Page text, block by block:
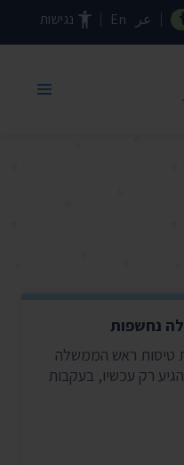
عر En נגישות
נחשפות
טיסות ראש הממשלה
רק עכשיו, בעקבות